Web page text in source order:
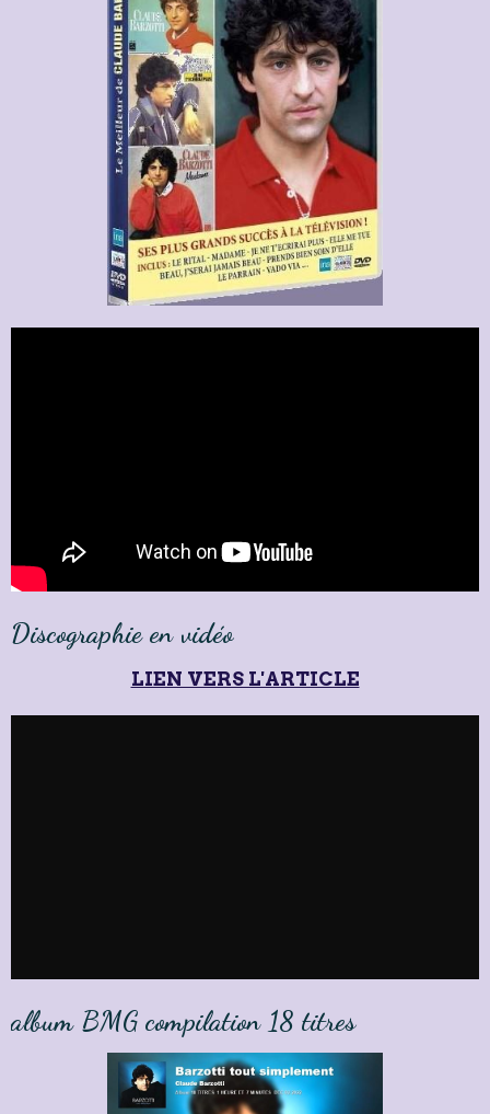
Discographie en vidéo
LIEN VERS L'ARTICLE
album BMG compilation 18 titres